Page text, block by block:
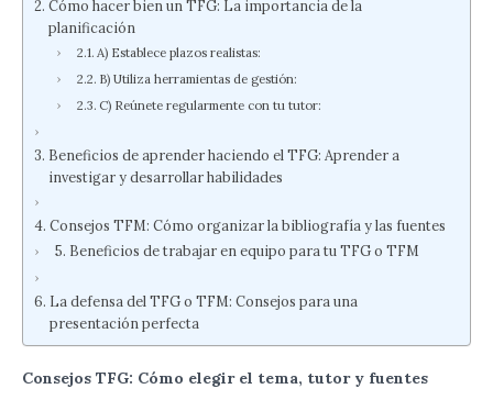
Cómo hacer bien un TFG: La importancia de la
planificación
A) Establece plazos realistas:
B) Utiliza herramientas de gestión:
C) Reúnete regularmente con tu tutor:
Beneficios de aprender haciendo el TFG: Aprender a
investigar y desarrollar habilidades
Consejos TFM: Cómo organizar la bibliografía y las fuentes
Beneficios de trabajar en equipo para tu TFG o TFM
La defensa del TFG o TFM: Consejos para una
presentación perfecta
Consejos TFG: Cómo elegir el tema, tutor y fuentes